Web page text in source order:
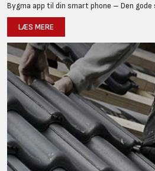
Bygma app til din smart phone – Den
LÆS MERE